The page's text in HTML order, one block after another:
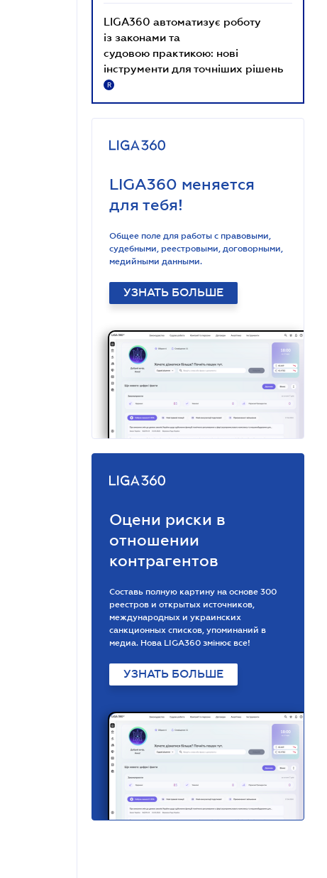
LIGA360 автоматизує роботу
із законами та
судовою практикою: нові
інструменти для точніших рішень
R
LIGA360 меняется
для тебя!
Общее поле для работы с правовыми,
судебными, реестровыми, договорными,
медийными данными.
УЗНАТЬ БОЛЬШЕ
Оцени риски в
отношении
контрагентов
Составь полную картину на основе 300
реестров и открытых источников,
международных и украинских
санкционных списков, упоминаний в
медиа. Нова LIGA360 змінює все!
УЗНАТЬ БОЛЬШЕ